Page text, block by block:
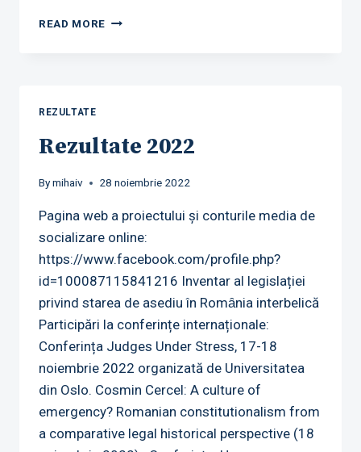
READ MORE REZULTATE
REZULTATE
Rezultate 2022
Bymihaiv 28 noiembrie 2022
Pagina web a proiectului și conturile media de
socializare online:
https://www.facebook.com/profile.php?
id=100087115841216 Inventar al legislației
privind starea de asediu în Romȃnia interbelică
Participări la conferințe internaționale:
Conferința Judges Under Stress, 17-18
noiembrie 2022 organizată de Universitatea
din Oslo. Cosmin Cercel: A culture of
emergency? Romanian constitutionalism from
a comparative legal historical perspective (18